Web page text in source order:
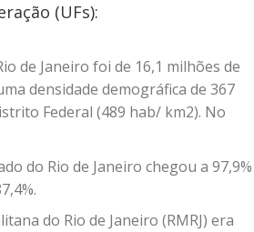
(UFs):
de Janeiro foi de 16,1 milhões de
densidade demográfica de 367
Federal (489 hab/ km2). No
do Rio de Janeiro chegou a 97,9%
do Rio de Janeiro (RMRJ) era